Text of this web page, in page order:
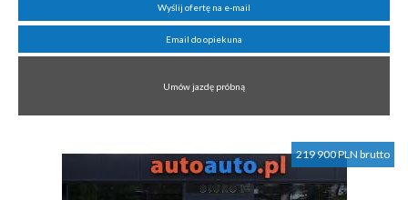
Wyślij ofertę na e-mail
Email do opiekuna
Umów jazdę próbną
219 900 PLN brutto